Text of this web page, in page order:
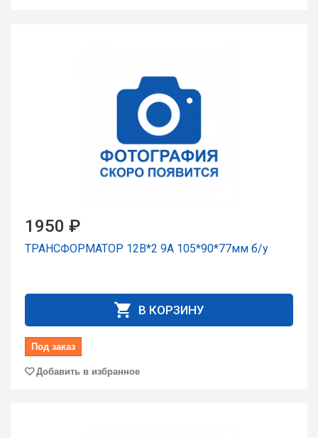
1950 ₽
ТРАНСФОРМАТОР 12В*2 9А 105*90*77мм б/у
В КОРЗИНУ
Под заказ
Добавить в избранное